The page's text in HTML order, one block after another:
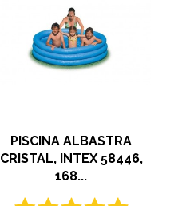
PISCINA ALBASTRA
CRISTAL, INTEX 58446,
168...